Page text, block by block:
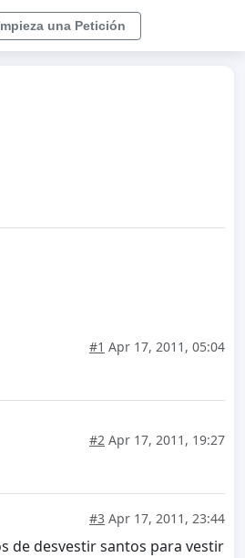
una Petición
#1 Apr 17, 2011, 05:04
#2 Apr 17, 2011, 19:27
#3 Apr 17, 2011, 23:44
de desvestir santos para vestir